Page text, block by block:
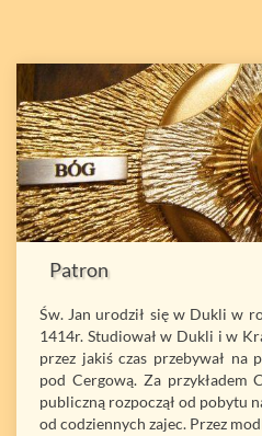
Patron
Św. Jan urodził się w Dukli w
1414r. Studiował w Dukli i w
przez jakiś czas przebywał na
pod Cergową. Za przykładem
publiczną rozpoczął od pobytu
od codziennych zajec. Przez